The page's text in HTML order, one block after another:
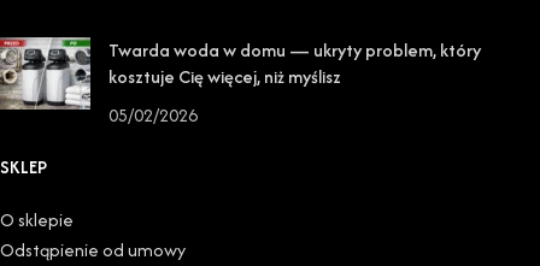
Twarda woda w domu — ukryty problem, który
kosztuje Cię więcej, niż myślisz
05/02/2026
SKLEP
O sklepie
Odstąpienie od umowy